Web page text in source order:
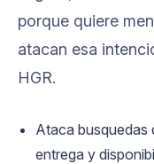
porque quiere
atacan esa
HGR.
Ataca busquedas
entrega y